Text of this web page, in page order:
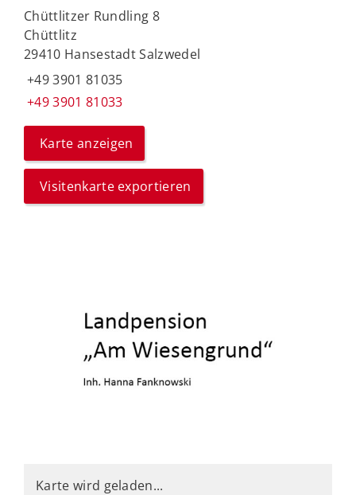
Chüttlitzer Rundling 8
Chüttlitz
29410 Hansestadt Salzwedel
+49 3901 81035
+49 3901 81033
Karte anzeigen
Visitenkarte exportieren
Karte wird geladen...